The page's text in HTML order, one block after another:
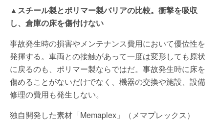
▲スチール製とポリマー製バリアの比較。衝撃を吸収
し、倉庫の床を傷付けない
事故発生時の損害やメンテナンス費用において優位性を
発揮する。車両との接触があって一度は変形しても原状
に戻るのも、ポリマー製ならではだ。事故発生時に床を
傷めることがないだけでなく、機器の交換や施設、設備
修理の費用も発生しない。
独自開発した素材「Memaplex」（メマプレックス）